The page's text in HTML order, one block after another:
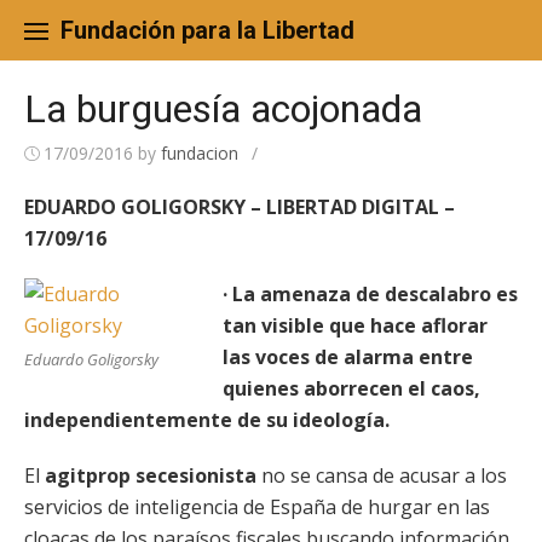
content
Fundación para la Libertad
La burguesía acojonada
17/09/2016 by fundacion /
EDUARDO GOLIGORSKY – LIBERTAD DIGITAL –
17/09/16
Eduardo Goligorsky
· La amenaza de descalabro es
tan visible que hace aflorar
las voces de alarma entre
quienes aborrecen el caos,
independientemente de su ideología.
El agitprop secesionista no se cansa de acusar a los
servicios de inteligencia de España de hurgar en las